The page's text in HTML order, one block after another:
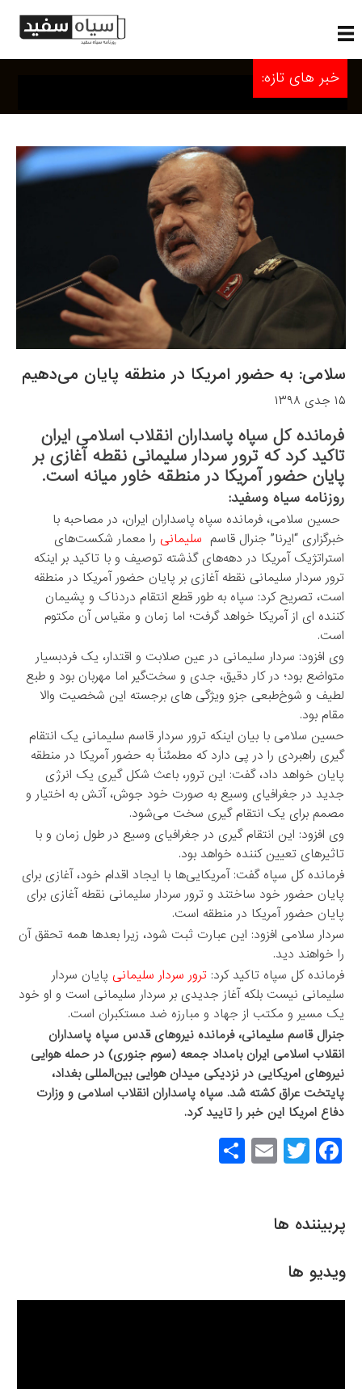
خبر های تازه:
پربیننده ها
ویدیو ها
سلامی: به حضور امریکا در منطقه پایان می‌دهیم
۱۵ جدی ۱۳۹۸
فرمانده کل سپاه پاسداران انقلاب اسلامی ایران
تاکید کرد که ترور سردار سلیمانی نقطه آغازی بر
پایان حضور آمریکا در منطقه خاور میانه است.
روزنامه سیاه وسفید:
حسین سلامی، فرمانده سپاه پاسداران ایران، در مصاحبه با
خبرگزاری “ایرنا” جنرال قاسم سلیمانی را معمار شکست‌های
استراتژیک آمریکا در دهه‌های گذشته توصیف و با تاکید بر اینکه
ترور سردار سلیمانی نقطه آغازی بر پایان حضور آمریکا در منطقه
است، تصریح کرد: سپاه به طور قطع انتقام دردناک و پشیمان
کننده ای از آمریکا خواهد گرفت؛ اما زمان و مقیاس آن مکتوم
است.
وی افزود: سردار سلیمانی در عین صلابت و اقتدار، یک فردبسیار
متواضع بود؛ در کار دقیق، جدی و سخت‌گیر اما مهربان بود و طبع
لطیف و شوخ‌طبعی جزو ویژگی های برجسته این شخصیت والا
مقام بود.
حسین سلامی با بیان اینکه ترور سردار قاسم سلیمانی یک انتقام
گیری راهبردی را در پی دارد که مطمئناً به حضور آمریکا در منطقه
پایان خواهد داد، گفت: این ترور، باعث شکل گیری یک انرژی
جدید در جغرافیای وسیع به صورت خود جوش، آتش به اختیار و
مصمم برای یک انتقام گیری سخت می‌شود.
وی افزود: این انتقام گیری در جغرافیای وسیع در طول زمان و با
تاثیر‌های تعیین کننده خواهد بود.
فرمانده کل سپاه گفت: آمریکایی‌ها با ایجاد اقدام خود، آغازی برای
پایان حضور خود ساختند و ترور سردار سلیمانی نقطه آغازی برای
پایان حضور آمریکا در منطقه است.
سردار سلامی افزود: این عبارت ثبت شود، زیرا بعد‌ها همه تحقق آن
را خواهند دید.
فرمانده کل سپاه تاکید کرد: ترور سردار سلیمانی پایان سردار
سلیمانی نیست بلکه آغاز جدیدی بر سردار سلیمانی است و او خود
یک مسیر و مکتب از جهاد و مبارزه ضد مستکبران است.
جنرال قاسم سلیمانی، فرمانده نیروهای قدس سپاه پاسداران
انقلاب اسلامی ایران بامداد جمعه (سوم جنوری) در حمله هوایی
نیروهای امریکایی در نزدیکی میدان هوایی بین‌المللی بغداد،
پایتخت عراق کشته شد. سپاه پاسداران انقلاب اسلامی و وزارت
دفاع امریکا این خبر را تایید کرد.
F
a
e
o
o
T
wi
er
E
m